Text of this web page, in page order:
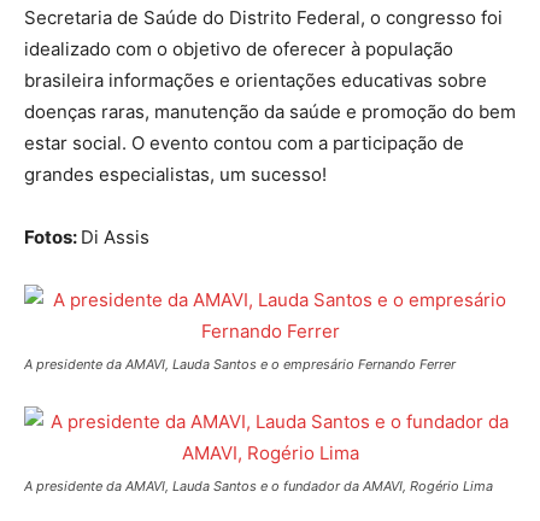
Secretaria de Saúde do Distrito Federal, o congresso foi
idealizado com o objetivo de oferecer à população
brasileira informações e orientações educativas sobre
doenças raras, manutenção da saúde e promoção do bem
estar social. O evento contou com a participação de
grandes especialistas, um sucesso!
Fotos: Di Assis
A presidente da AMAVI, Lauda Santos e o empresário Fernando Ferrer
A presidente da AMAVI, Lauda Santos e o fundador da AMAVI, Rogério Lima